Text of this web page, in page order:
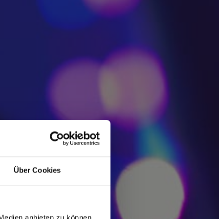
Über Cookies